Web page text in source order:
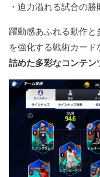
・迫力溢れる試合の
躍動感あふれる動作
を強化する戦術カード
詰めた多彩なコンテン